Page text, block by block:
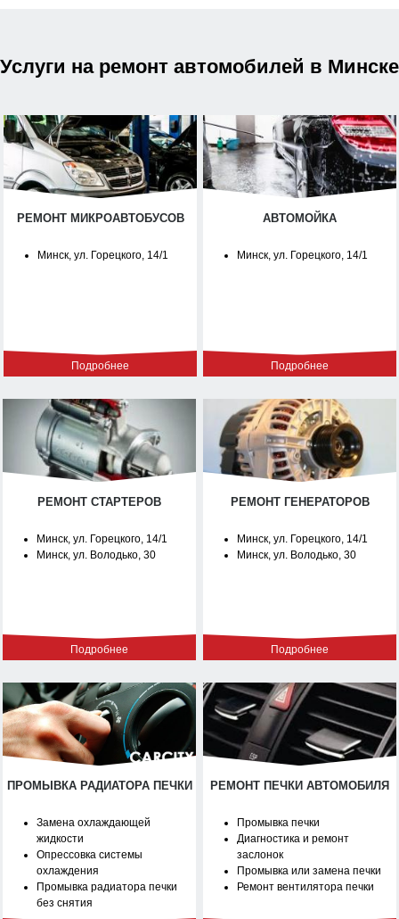
Услуги на ремонт автомобилей в Минске
РЕМОНТ МИКРОАВТОБУСОВ
Минск, ул. Горецкого, 14/1
Подробнее
АВТОМОЙКА
Минск, ул. Горецкого, 14/1
Подробнее
РЕМОНТ СТАРТЕРОВ
Минск, ул. Горецкого, 14/1
Минск, ул. Володько, 30
Подробнее
РЕМОНТ ГЕНЕРАТОРОВ
Минск, ул. Горецкого, 14/1
Минск, ул. Володько, 30
Подробнее
ПРОМЫВКА РАДИАТОРА ПЕЧКИ
Замена охлаждающей
жидкости
Опрессовка системы
охлаждения
Промывка радиатора печки
без снятия
РЕМОНТ ПЕЧКИ АВТОМОБИЛЯ
Промывка печки
Диагностика и ремонт
заслонок
Промывка или замена печки
Ремонт вентилятора печки